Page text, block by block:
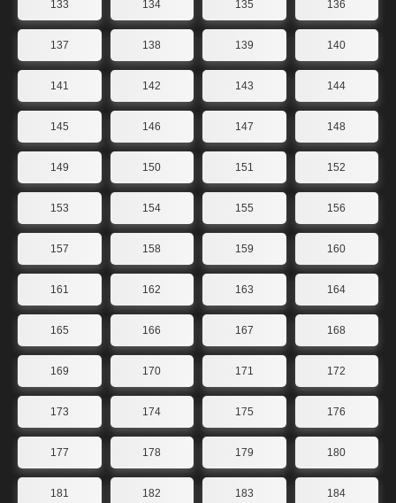
133 134 135 136
137 138 139 140
141 142 143 144
145 146 147 148
149 150 151 152
153 154 155 156
157 158 159 160
161 162 163 164
165 166 167 168
169 170 171 172
173 174 175 176
177 178 179 180
181 182 183 184